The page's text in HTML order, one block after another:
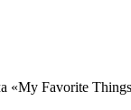
«My Favorite